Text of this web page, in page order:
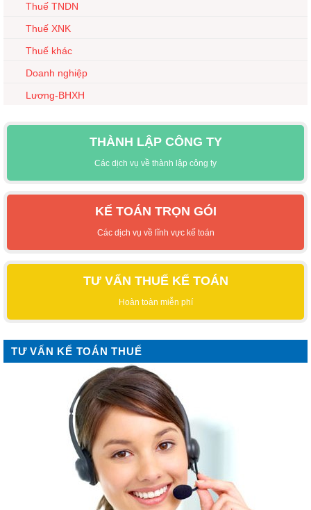
Thuế TNDN
Thuế XNK
Thuế khác
Doanh nghiệp
Lương-BHXH
THÀNH LẬP CÔNG TY
Các dịch vụ về thành lập công ty
KẾ TOÁN TRỌN GÓI
Các dịch vụ về lĩnh vực kế toán
TƯ VẤN THUẾ KẾ TOÁN
Hoàn toàn miễn phí
TƯ VẤN KẾ TOÁN THUẾ